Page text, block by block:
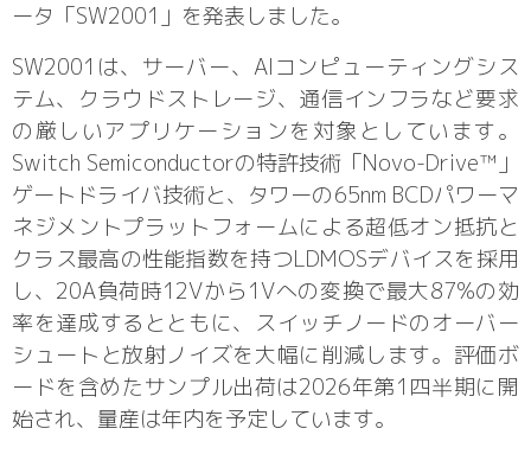
ータ「SW2001」を発表しました。
SW2001は、サーバー、AIコンピューティングシス
テム、クラウドストレージ、通信インフラなど要求
の厳しいアプリケーションを対象としています。
Switch Semiconductorの特許技術「Novo-Drive™」
ゲートドライバ技術と、タワーの65nm BCDパワーマ
ネジメントプラットフォームによる超低オン抵抗と
クラス最高の性能指数を持つLDMOSデバイスを採用
し、20A負荷時12Vから1Vへの変換で最大87%の効
率を達成するとともに、スイッチノードのオーバー
シュートと放射ノイズを大幅に削減します。評価ボ
ードを含めたサンプル出荷は2026年第1四半期に開
始され、量産は年内を予定しています。